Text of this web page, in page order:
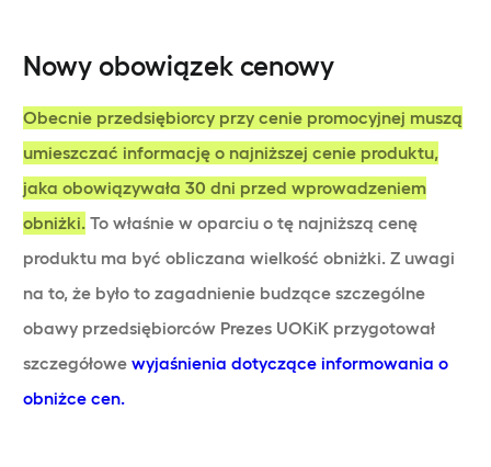
Nowy obowiązek cenowy
Obecnie przedsiębiorcy przy cenie promocyjnej muszą
umieszczać informację o najniższej cenie produktu,
jaka obowiązywała 30 dni przed wprowadzeniem
obniżki. To właśnie w oparciu o tę najniższą cenę
produktu ma być obliczana wielkość obniżki. Z uwagi
na to, że było to zagadnienie budzące szczególne
obawy przedsiębiorców Prezes UOKiK przygotował
szczegółowe wyjaśnienia dotyczące informowania o
obniżce cen.